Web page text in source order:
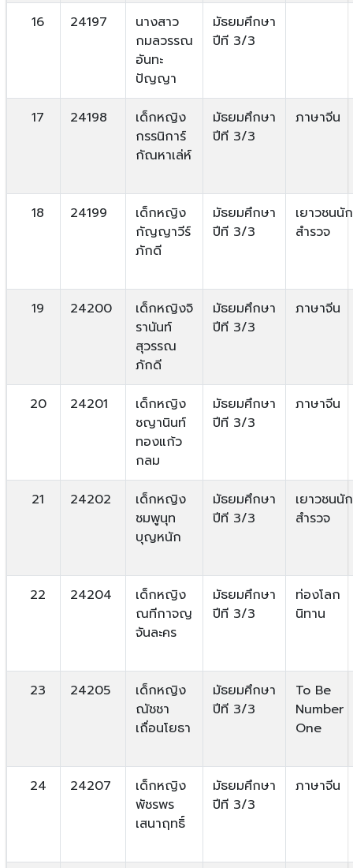
16 24197
นางสาว
กมลวรรณ
อันทะ
ปัญญา
มัธยมศึกษา
ปีที 3/3
17 24198
เด็กหญิง
กรรนิการ์
กัณหาเล่ห์
มัธยมศึกษา
ปีที 3/3
ภาษาจีน
18 24199
เด็กหญิง
กัญญาวีร์
ภักดี
มัธยมศึกษา
ปีที 3/3
เยาวชนนัก
สำรวจ
19 24200
เด็กหญิงจิ
รานันท์
สุวรรณ
ภักดี
มัธยมศึกษา
ปีที 3/3
ภาษาจีน
20 24201
เด็กหญิง
ชญานินท์
ทองแก้ว
กลม
มัธยมศึกษา
ปีที 3/3
ภาษาจีน
21 24202
เด็กหญิง
ชมพูนุท
บุญหนัก
มัธยมศึกษา
ปีที 3/3
เยาวชนนัก
สำรวจ
22 24204
เด็กหญิง
ณทีกาจญ
จันละคร
มัธยมศึกษา
ปีที 3/3
ท่องโลก
นิทาน
23 24205
เด็กหญิง
ณัชชา
เถื่อนโยธา
มัธยมศึกษา
ปีที 3/3
To Be
Number
One
24 24207
เด็กหญิง
พัชรพร
เสนาฤทธิ์
มัธยมศึกษา
ปีที 3/3
ภาษาจีน